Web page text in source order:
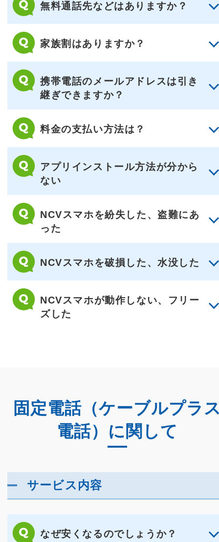
無料通話先などはありますか？
家族割はありますか？
携帯電話のメールアドレスは引き
継ぎできますか？
料金の支払い方法は？
アプリインストール方法が分から
ない
NCVスマホを紛失した、盗難にあ
った
NCVスマホを破損した、水没した
NCVスマホが動作しない、フリー
ズした
固定電話（ケーブルプラ
電話）に関して
サービス内容
なぜ安くなるのでしょうか？